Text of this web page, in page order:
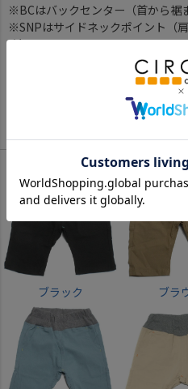
※BCはバックセンター（首から裾
※SNPはサイドネックポイント（
さ）です。
Color
ブラック ブラ